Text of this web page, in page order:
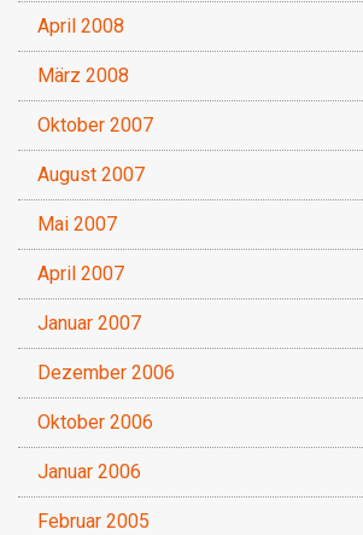
April 2008
März 2008
Oktober 2007
August 2007
Mai 2007
April 2007
Januar 2007
Dezember 2006
Oktober 2006
Januar 2006
Februar 2005